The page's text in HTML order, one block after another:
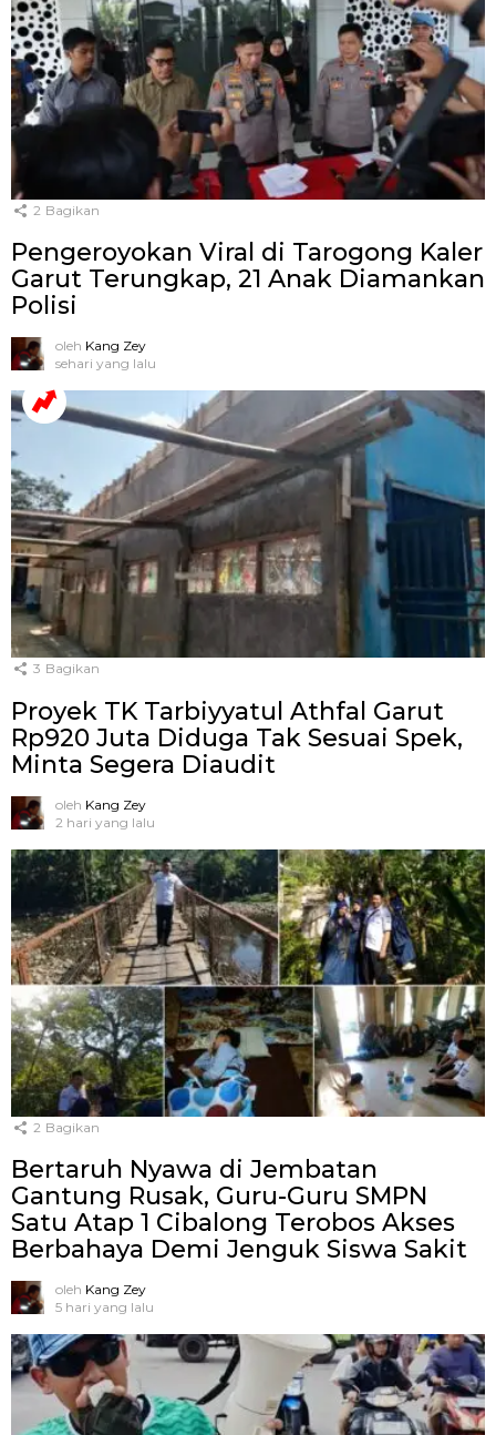
2 Bagikan
Pengeroyokan Viral di Tarogong Kaler
Garut Terungkap, 21 Anak Diamankan
Polisi
oleh Kang Zey
sehari yang lalu
3 Bagikan
Proyek TK Tarbiyyatul Athfal Garut
Rp920 Juta Diduga Tak Sesuai Spek,
Minta Segera Diaudit
oleh Kang Zey
2 hari yang lalu
2 Bagikan
Bertaruh Nyawa di Jembatan
Gantung Rusak, Guru-Guru SMPN
Satu Atap 1 Cibalong Terobos Akses
Berbahaya Demi Jenguk Siswa Sakit
oleh Kang Zey
5 hari yang lalu